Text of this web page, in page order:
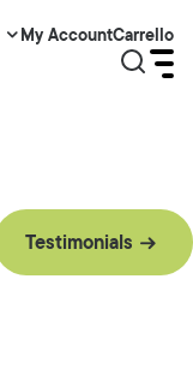
My AccountCarrello
Testimonials